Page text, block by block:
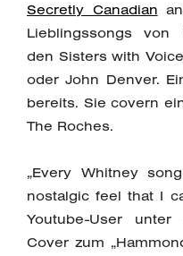
Secretly Canadian
Lieblingssongs von
den Sisters with
oder John Denver.
bereits. Sie covern
The Roches.
„Every Whitney
nostalgic feel that I
Youtube-User
Cover zum